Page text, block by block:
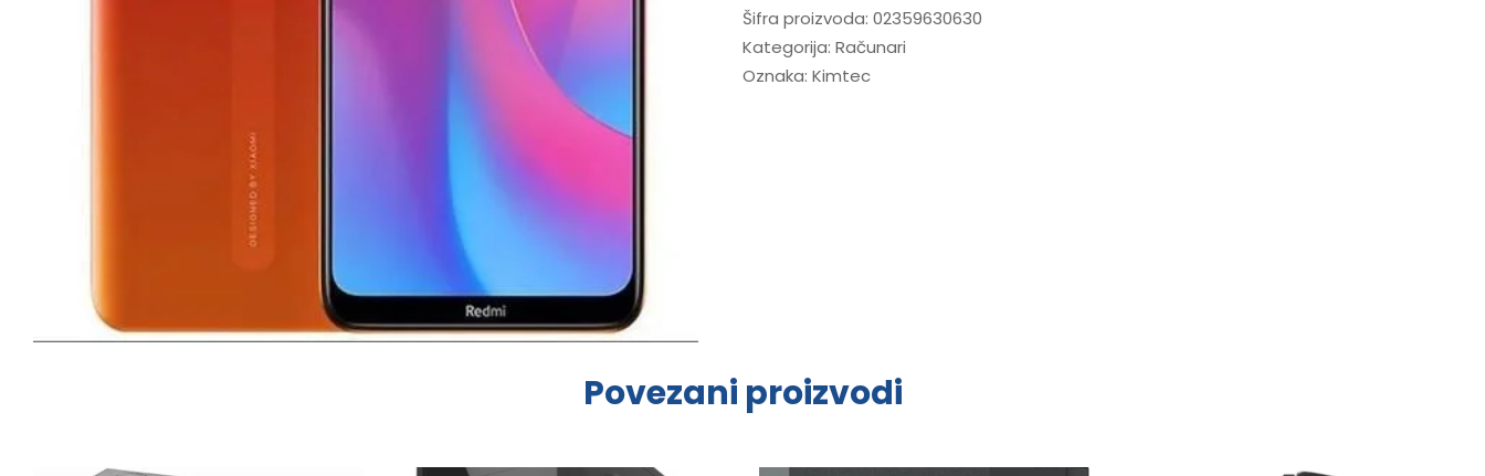
Šifra proizvoda: 02359630630
Kategorija: Računari
Oznaka: Kimtec
Povezani proizvodi